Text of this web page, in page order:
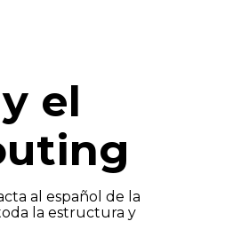
el
al español de la
la estructura y